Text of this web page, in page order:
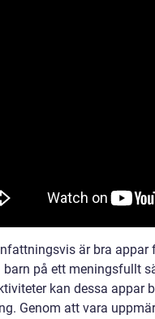
är bra appar
barn på ett meningsfullt
kan dessa appar
Genom att vara